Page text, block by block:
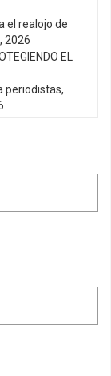
el realojo de
2026
EL
periodistas,